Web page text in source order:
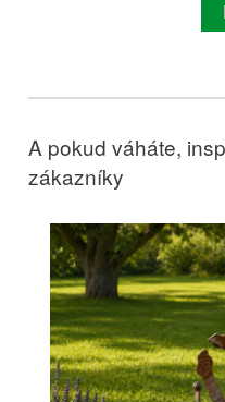
A pokud váháte,
zákazníky